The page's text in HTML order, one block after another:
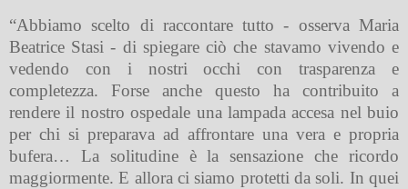
“Abbiamo scelto di raccontare tutto - osserva Maria
Beatrice Stasi - di spiegare ciò che stavamo vivendo e
vedendo con i nostri occhi con trasparenza e
completezza. Forse anche questo ha contribuito a
rendere il nostro ospedale una lampada accesa nel buio
per chi si preparava ad affrontare una vera e propria
bufera… La solitudine è la sensazione che ricordo
maggiormente. E allora ci siamo protetti da soli. In quei